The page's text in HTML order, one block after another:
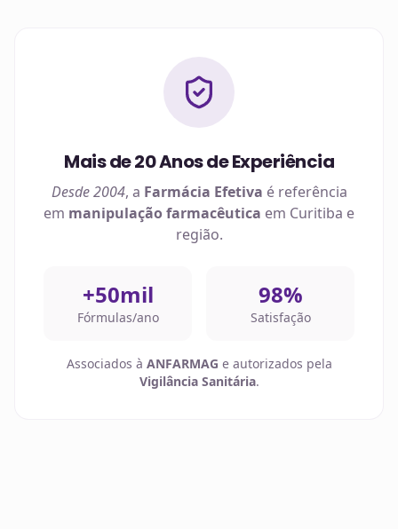
Mais de 20 Anos de Experiência
Desde 2004, a Farmácia Efetiva é referência
em manipulação farmacêutica em Curitiba e
região.
+50mil
Fórmulas/ano
98%
Satisfação
Associados à ANFARMAG e autorizados pela
Vigilância Sanitária.